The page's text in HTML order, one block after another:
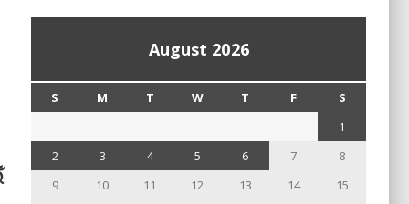
August 2026
S M T W T F
S
1
2
3 4 5 6 7
8
9
10 11 12 13 14
15